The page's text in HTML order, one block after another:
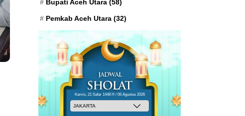
Bupati Aceh Utara (58)
Pemkab Aceh Utara (32)
Kamis, 21 Safar 1448 H / 06 Agustus 2026